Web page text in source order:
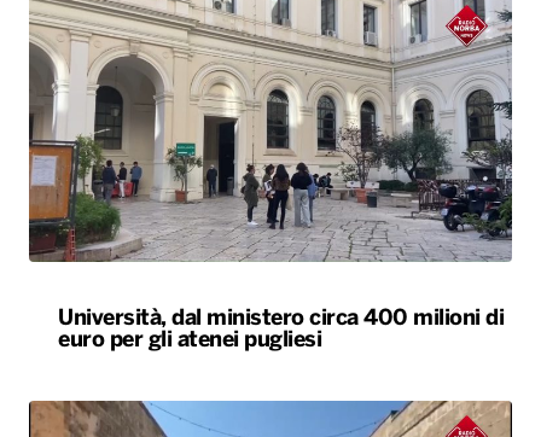
Università, dal ministero circa 400 milioni di
euro per gli atenei pugliesi